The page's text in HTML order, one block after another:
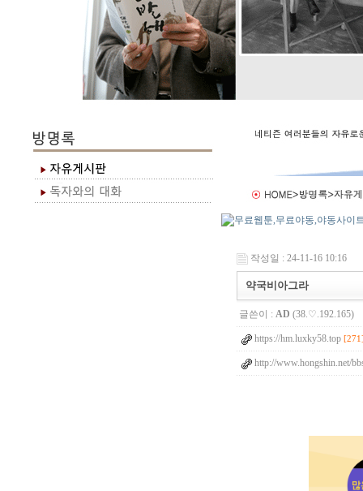
작성일 : 24-11-16 10:16
약국비아그라
글쓴이 : AD (38.♡.192.165)
https://hm.luxky58.top
http://www.hongshin.net/